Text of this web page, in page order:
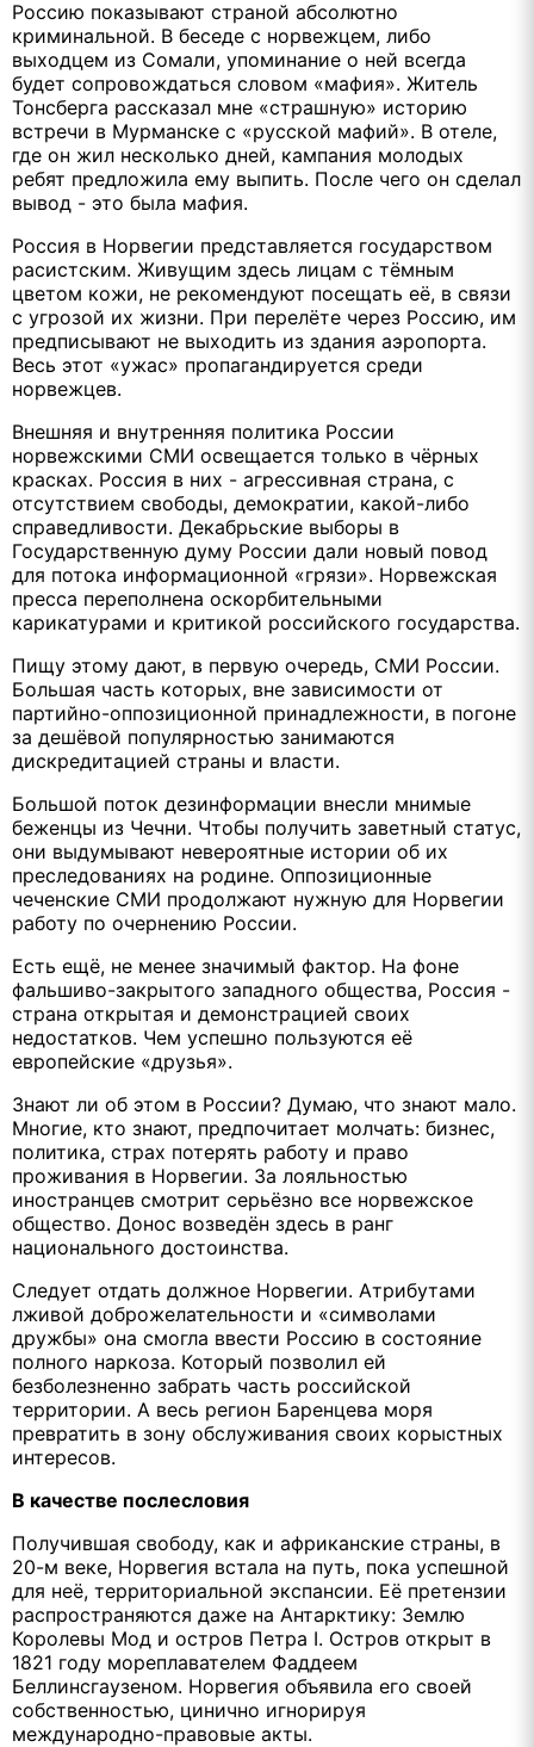
Россию показывают страной абсолютно
криминальной. В беседе с норвежцем, либо
выходцем из Сомали, упоминание о ней всегда
будет сопровождаться словом «мафия». Житель
Тонсберга рассказал мне «страшную» историю
встречи в Мурманске с «русской мафий». В отеле,
где он жил несколько дней, кампания молодых
ребят предложила ему выпить. После чего он сделал
вывод - это была мафия.
Россия в Норвегии представляется государством
расистским. Живущим здесь лицам с тёмным
цветом кожи, не рекомендуют посещать её, в связи
с угрозой их жизни. При перелёте через Россию, им
предписывают не выходить из здания аэропорта.
Весь этот «ужас» пропагандируется среди
норвежцев.
Внешняя и внутренняя политика России
норвежскими СМИ освещается только в чёрных
красках. Россия в них - агрессивная страна, с
отсутствием свободы, демократии, какой-либо
справедливости. Декабрьские выборы в
Государственную думу России дали новый повод
для потока информационной «грязи». Норвежская
пресса переполнена оскорбительными
карикатурами и критикой российского государства.
Пищу этому дают, в первую очередь, СМИ России.
Большая часть которых, вне зависимости от
партийно-оппозиционной принадлежности, в погоне
за дешёвой популярностью занимаются
дискредитацией страны и власти.
Большой поток дезинформации внесли мнимые
беженцы из Чечни. Чтобы получить заветный статус,
они выдумывают невероятные истории об их
преследованиях на родине. Оппозиционные
чеченские СМИ продолжают нужную для Норвегии
работу по очернению России.
Есть ещё, не менее значимый фактор. На фоне
фальшиво-закрытого западного общества, Россия -
страна открытая и демонстрацией своих
недостатков. Чем успешно пользуются её
европейские «друзья».
Знают ли об этом в России? Думаю, что знают мало.
Многие, кто знают, предпочитает молчать: бизнес,
политика, страх потерять работу и право
проживания в Норвегии. За лояльностью
иностранцев смотрит серьёзно все норвежское
общество. Донос возведён здесь в ранг
национального достоинства.
Следует отдать должное Норвегии. Атрибутами
лживой доброжелательности и «символами
дружбы» она смогла ввести Россию в состояние
полного наркоза. Который позволил ей
безболезненно забрать часть российской
территории. А весь регион Баренцева моря
превратить в зону обслуживания своих корыстных
интересов.
В качестве послесловия
Получившая свободу, как и африканские страны, в
20-м веке, Норвегия встала на путь, пока успешной
для неё, территориальной экспансии. Её претензии
распространяются даже на Антарктику: Землю
Королевы Мод и остров Петра I. Остров открыт в
1821 году мореплавателем Фаддеем
Беллинсгаузеном. Норвегия объявила его своей
собственностью, цинично игнорируя
международно-правовые акты.